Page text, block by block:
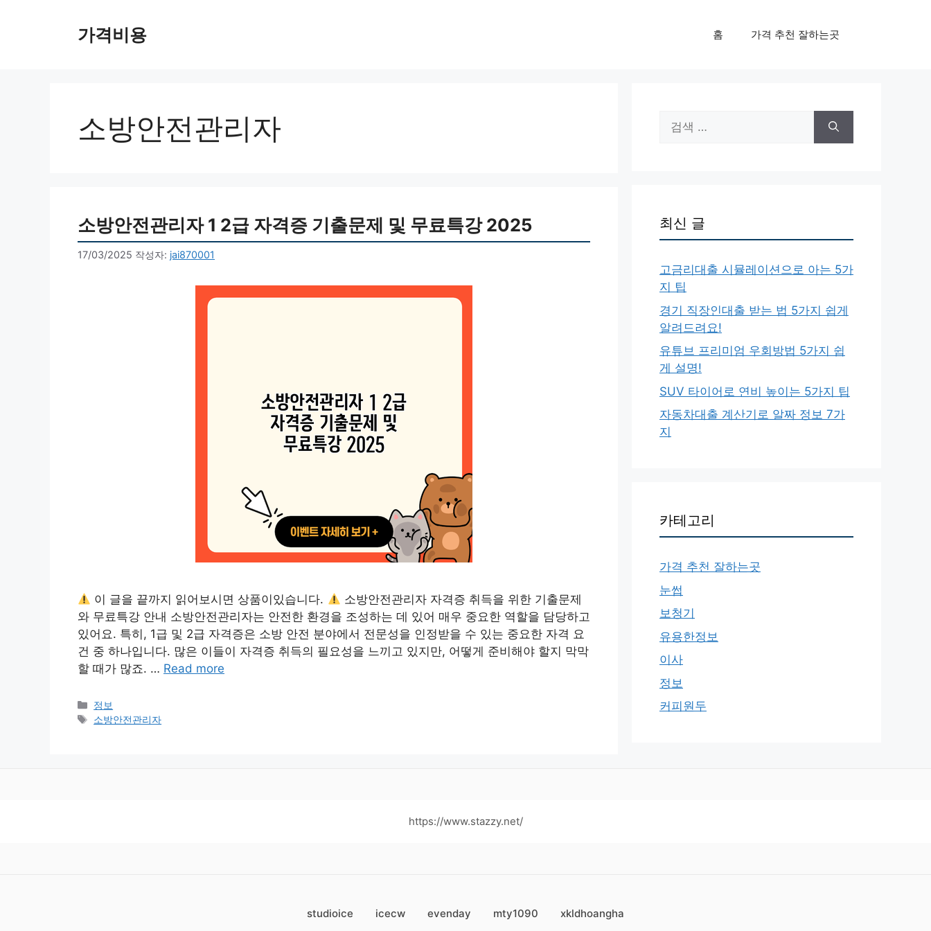
가격비용 홈 가격 추천 잘하는곳
소방안전관리자
소방안전관리자 1 2급 자격증 기출문제 및 무료특강 2025
17/03/2025 작성자: jai870001
이 글을 끝까지 읽어보시면 상품이있습니다.
소방안전관리자 자격증 취득을 위한 기출문제
와 무료특강 안내 소방안전관리자는 안전한 환경을 조성하는 데 있어 매우 중요한 역할을 담당하고
있어요. 특히, 1급 및 2급 자격증은 소방 안전 분야에서 전문성을 인정받을 수 있는 중요한 자격 요
건 중 하나입니다. 많은 이들이 자격증 취득의 필요성을 느끼고 있지만, 어떻게 준비해야 할지 막막
할 때가 많죠. … Read more
카
테
정보
태
소방안전관리자
색:
최신 글
고금리대출 시뮬레이션으로 아는 5가
지 팁
경기 직장인대출 받는 법 5가지 쉽게
알려드려요!
유튜브 프리미엄 우회방법 5가지 쉽
게 설명!
SUV 타이어로 연비 높이는 5가지 팁
자동차대출 계산기로 알짜 정보 7가
지
카테고리
가격 추천 잘하는곳
눈썹
보청기
유용한정보
이사
정보
커피원두
https://www.stazzy.net/
studioice icecw evenday mty1090 xkldhoangha